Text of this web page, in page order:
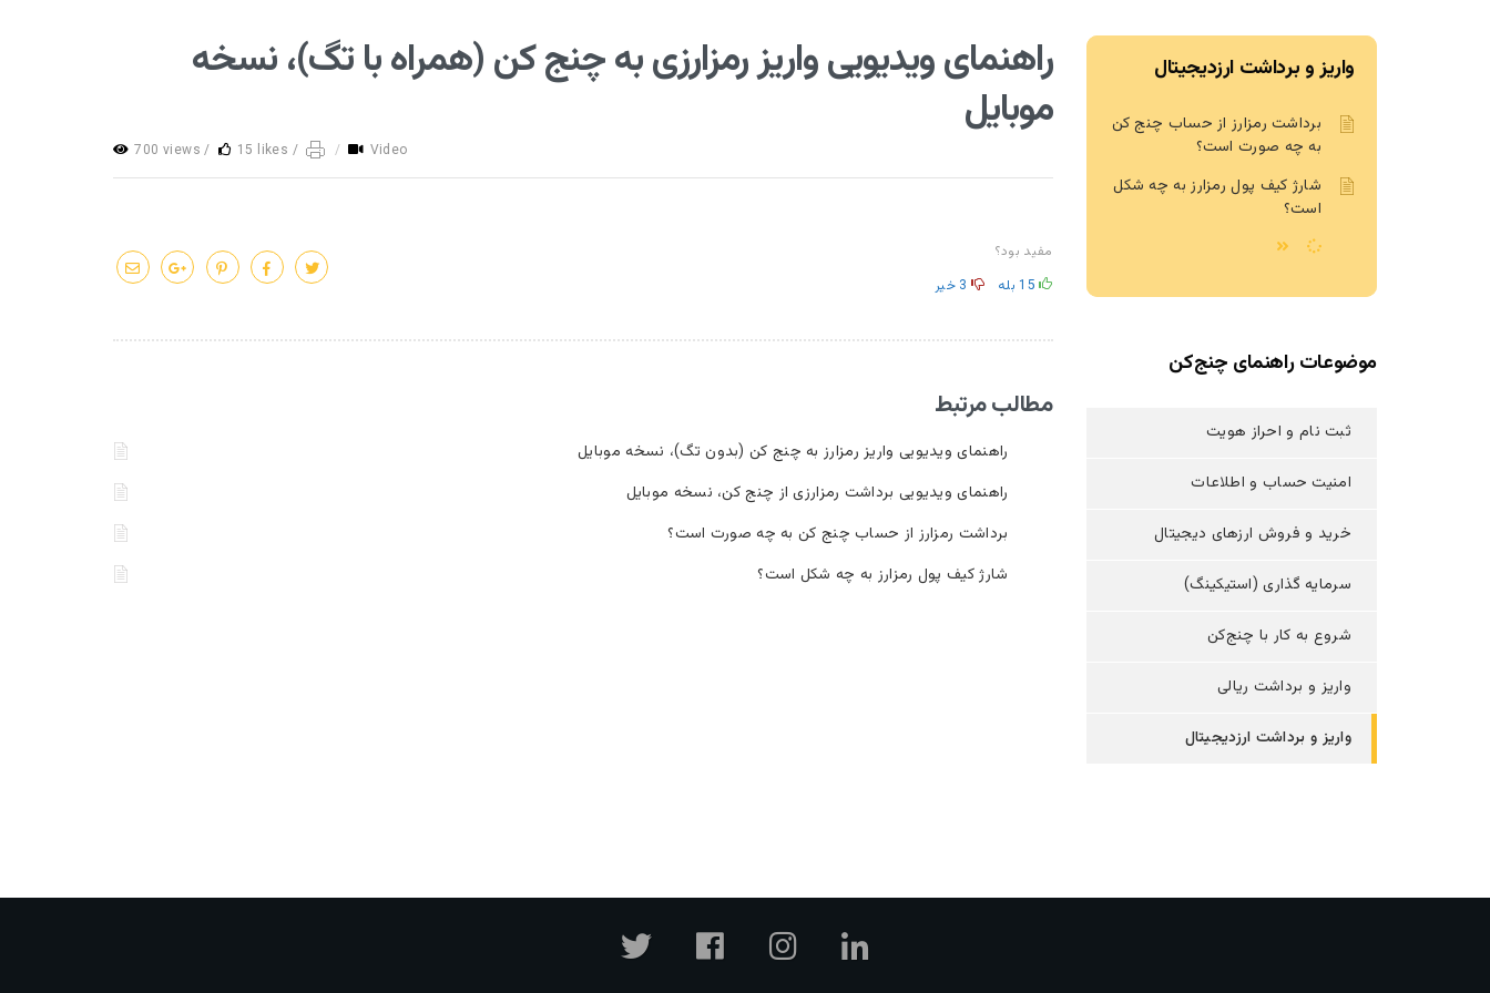
راهنمای ویدیویی واریز رمزارزی به چنج کن (همراه با تگ)، نسخه
موبایل
700 views / 15 likes / / Video
مفید بود؟
15 بله 3 خیر
مطالب مرتبط
راهنمای ویدیویی واریز رمزارز به چنج کن (بدون تگ)، نسخه موبایل
راهنمای ویدیویی برداشت رمزارزی از چنج کن، نسخه موبایل
برداشت رمزارز از حساب چنج کن به چه صورت است؟
شارژ کیف پول رمزارز به چه شکل است؟
واریز و برداشت ارزدیجیتال
برداشت رمزارز از حساب چنج کن
به چه صورت است؟
شارژ کیف پول رمزارز به چه شکل
است؟
موضوعات راهنمای چنج‌کن
ثبت نام و احراز هویت
امنیت حساب و اطلاعات
خرید و فروش ارزهای دیجیتال
سرمایه گذاری (استیکینگ)
شروع به کار با چنج‌کن
واریز و برداشت ریالی
واریز و برداشت ارزدیجیتال